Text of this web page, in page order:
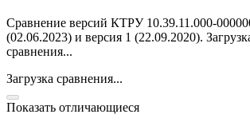
Сравнение версий КТРУ 10.39.11.000-
(02.06.2023) и версия 1 (22.09.2020).
сравнения...
Загрузка сравнения...
Показать отличающиеся